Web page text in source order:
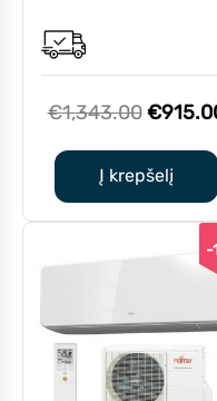
€1,343.00 Original
was:
€
Į krepšelį
-